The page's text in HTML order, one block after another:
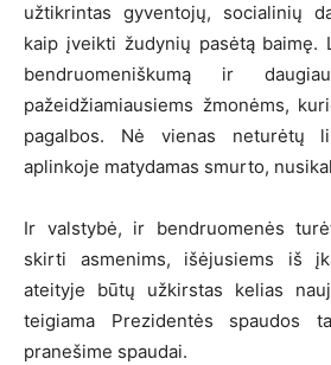
užtikrintas gyventojų, socialinių
kaip įveikti žudynių pasėtą baimę.
bendruomeniškumą ir
pažeidžiamiausiems žmonėms,
pagalbos. Nė vienas neturėtų
aplinkoje matydamas smurto,
Ir valstybė, ir bendruomenės
skirti asmenims, išėjusiems iš
ateityje būtų užkirstas kelias
teigiama Prezidentės spaudos
pranešime spaudai.